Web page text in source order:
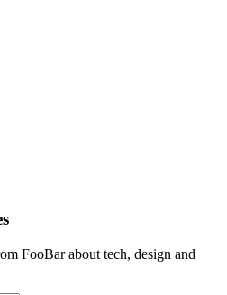
FooBar about tech, design and